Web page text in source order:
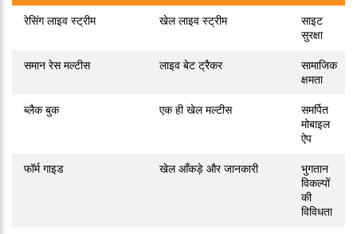
रेसिंग लाइव स्ट्रीम खेल लाइव स्ट्रीम
साइट
सुरक्षा
समान रेस मल्टीस लाइव बेट ट्रैकर
सामाजिक
क्षमता
ब्लैक बुक एक ही खेल मल्टीस
समर्पित
मोबाइल
ऐप
फॉर्म गाइड खेल आँकड़े और जानकारी
भुगतान
विकल्पों
की
विविधता